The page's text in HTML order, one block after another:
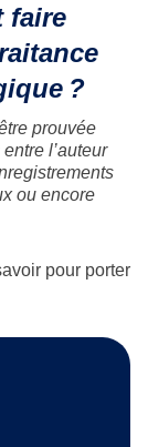
faire
?
prouvée
l’auteur
ou encore
pour porter